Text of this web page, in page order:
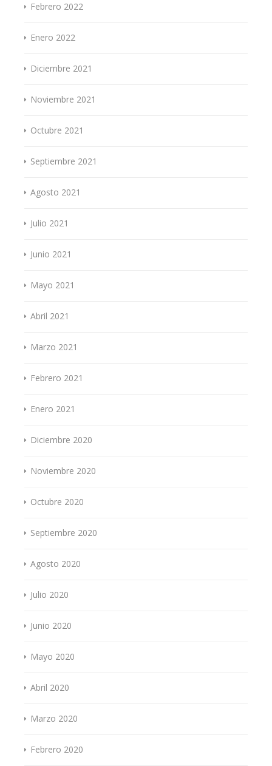
Febrero 2022
Enero 2022
Diciembre 2021
Noviembre 2021
Octubre 2021
Septiembre 2021
Agosto 2021
Julio 2021
Junio 2021
Mayo 2021
Abril 2021
Marzo 2021
Febrero 2021
Enero 2021
Diciembre 2020
Noviembre 2020
Octubre 2020
Septiembre 2020
Agosto 2020
Julio 2020
Junio 2020
Mayo 2020
Abril 2020
Marzo 2020
Febrero 2020